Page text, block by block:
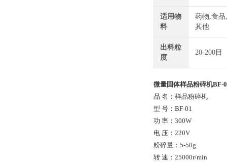
适用物
料
药物,食
其他
出料粒
度
20-200目
微量固体样品粉碎机BF-
品 名：样品粉碎机
型 号：BF-01
功 率：300W
电 压：220V
粉碎量：5-50g
转 速：25000r/min